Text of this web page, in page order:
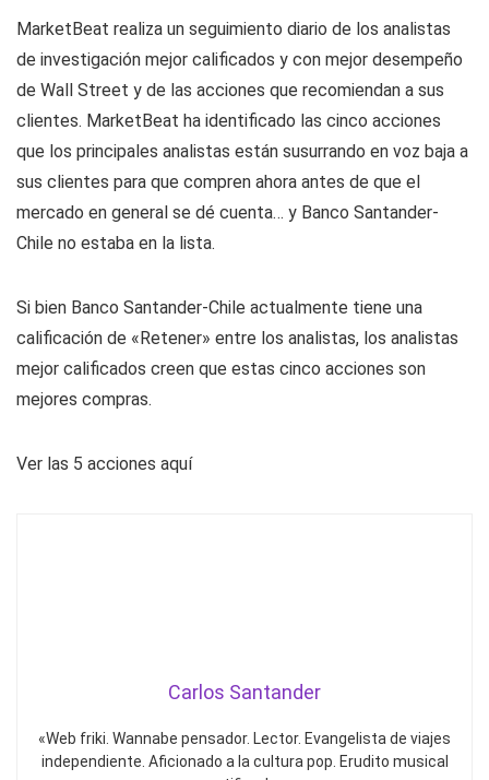
MarketBeat realiza un seguimiento diario de los analistas
de investigación mejor calificados y con mejor desempeño
de Wall Street y de las acciones que recomiendan a sus
clientes. MarketBeat ha identificado las cinco acciones
que los principales analistas están susurrando en voz baja a
sus clientes para que compren ahora antes de que el
mercado en general se dé cuenta… y Banco Santander-
Chile no estaba en la lista.
Si bien Banco Santander-Chile actualmente tiene una
calificación de «Retener» entre los analistas, los analistas
mejor calificados creen que estas cinco acciones son
mejores compras.
Ver las 5 acciones aquí
Carlos Santander
«Web friki. Wannabe pensador. Lector. Evangelista de viajes
independiente. Aficionado a la cultura pop. Erudito musical